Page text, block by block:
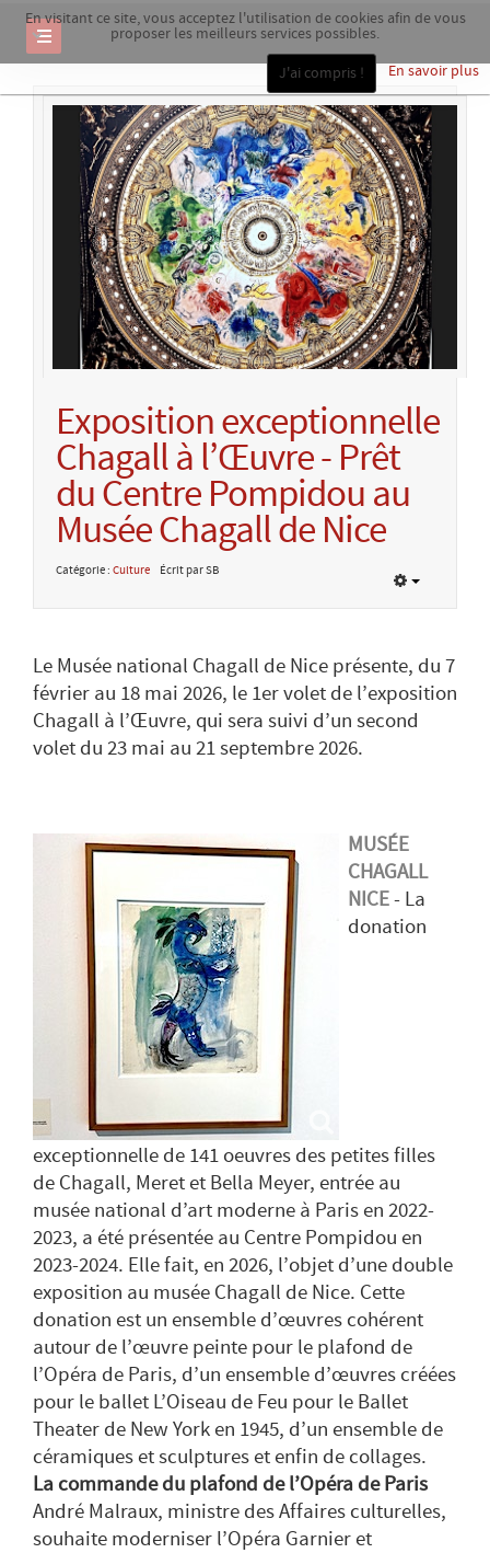
En visitant ce site, vous acceptez l'utilisation de cookies afin de vous
proposer les meilleurs services possibles.
En savoir plus
J'ai compris !
Exposition exceptionnelle
Chagall à l’Œuvre - Prêt
du Centre Pompidou au
Musée Chagall de Nice
Catégorie : Culture Écrit par SB
Le Musée national Chagall de Nice présente, du 7
février au 18 mai 2026, le 1er volet de l’exposition
Chagall à l’Œuvre, qui sera suivi d’un second
volet du 23 mai au 21 septembre 2026.
MUSÉE
CHAGALL
NICE- La
donation
exceptionnelle de 141 oeuvres des petites filles
de Chagall, Meret et Bella Meyer, entrée au
musée national d’art moderne à Paris en 2022-
2023, a été présentée au Centre Pompidou en
2023-2024. Elle fait, en 2026, l’objet d’une double
exposition au musée Chagall de Nice. Cette
donation est un ensemble d’œuvres cohérent
autour de l’œuvre peinte pour le plafond de
l’Opéra de Paris, d’un ensemble d’œuvres créées
pour le ballet L’Oiseau de Feu pour le Ballet
Theater de New York en 1945, d’un ensemble de
céramiques et sculptures et enfin de collages.
La commande du plafond de l’Opéra de Paris
André Malraux, ministre des Affaires culturelles,
souhaite moderniser l’Opéra Garnier et